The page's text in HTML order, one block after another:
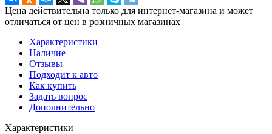
Цена действительна только для интернет-магазина и может
отличаться от цен в розничных магазинах
Характеристики
Наличие
Отзывы
Подходит к авто
Как купить
Задать вопрос
Дополнительно
Характеристики